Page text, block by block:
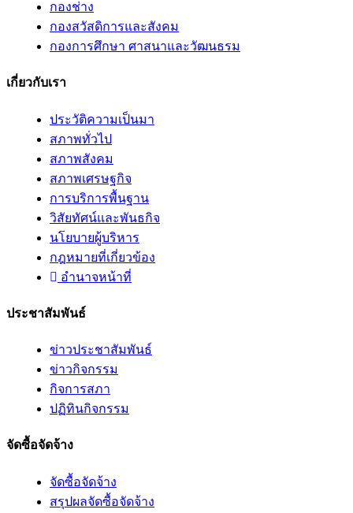
กองช่าง
กองสวัสดิการและสังคม
กองการศึกษา ศาสนาและวัฒนธรม
เกี่ยวกับเรา
ประวัติความเป็นมา
สภาพทั่วไป
สภาพสังคม
สภาพเศรษฐกิจ
การบริการพื้นฐาน
วิสัยทัศน์และพันธกิจ
นโยบายผู้บริหาร
กฎหมายที่เกี่ยวข้อง
อํานาจหน้าที่
ประชาสัมพันธ์
ข่าวประชาสัมพันธ์
ข่าวกิจกรรม
กิจการสภา
ปฏิทินกิจกรรม
จัดซื้อจัดจ้าง
จัดซื้อจัดจ้าง
สรุปผลจัดซื้อจัดจ้าง